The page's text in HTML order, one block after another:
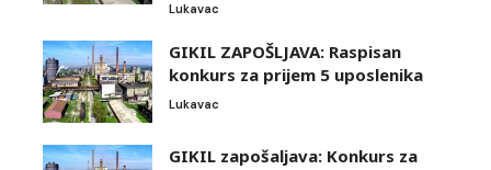
Lukavac
GIKIL ZAPOŠLJAVA: Raspisan
konkurs za prijem 5 uposlenika
Lukavac
GIKIL zapošaljava: Konkurs za